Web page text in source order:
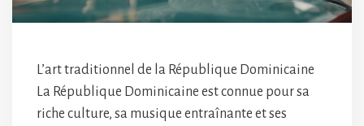
L’art traditionnel de la République Dominicaine
La République Dominicaine est connue pour sa
riche culture, sa musique entraînante et ses